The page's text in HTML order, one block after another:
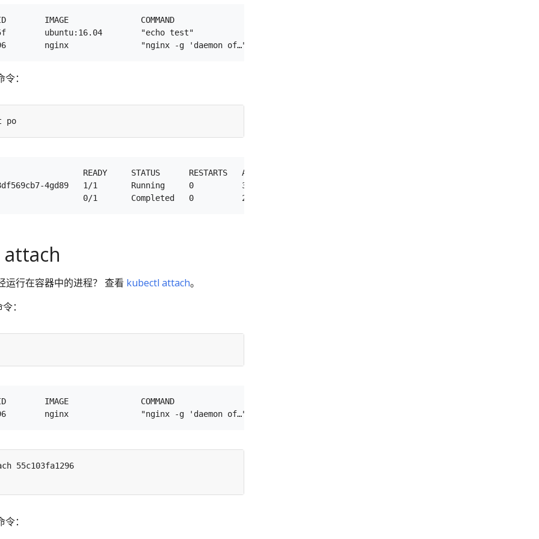
ID        IMAGE               COMMAND                  CREATED              STATUS                     PORTS
ubuntu:16.04        "echo test"              5 seconds ago        Exited (0) 5 seconds ago
：
kubectl get po
READY     STATUS      RESTARTS   AGE
4gd89   1/1       Running     0          3m
运行在容器中的进程？ 查看 kubectl attach。
：
ID        IMAGE               COMMAND                  CREATED             STATUS              PORTS
docker attach 55c103fa1296
：